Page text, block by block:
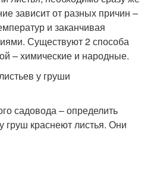
зависит от разных причин –
и заканчивая
Существуют 2 способа
– химические и народные.
у груши
садовода – определить
груш краснеют листья. Они